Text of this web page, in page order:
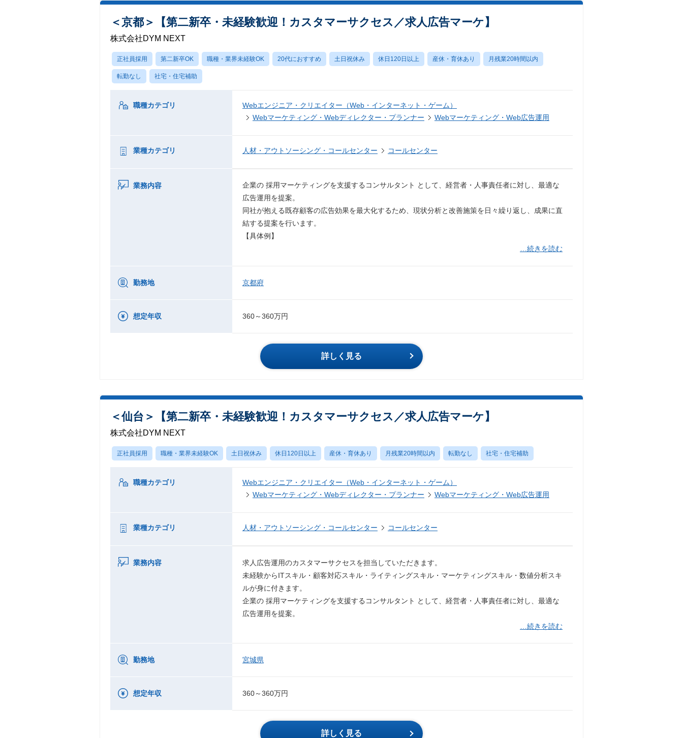
＜京都＞【第二新卒・未経験歓迎！カスタマーサクセス／求人広告マーケ】
株式会社DYM NEXT
正社員採用 第二新卒OK 職種・業界未経験OK 20代におすすめ 土日祝休み 休日120日以上 産休・育休あり 月残業20時間以内
転勤なし 社宅・住宅補助
職種カテゴリ
Webエンジニア・クリエイター（Web・インターネット・ゲーム）
Webマーケティング・Webディレクター・プランナー
Webマーケティング・Web広告運用
業種カテゴリ 人材・アウトソーシング・コールセンター コールセンター
業務内容
企業の 採用マーケティングを支援するコンサルタント として、経営者・人事責任者に対し、最適な
広告運用を提案。
同社が抱える既存顧客の広告効果を最大化するため、現状分析と改善施策を日々繰り返し、成果に直
結する提案を行います。
【具体例】
…続きを読む
勤務地 京都府
想定年収 360～360万円
詳しく見る
＜仙台＞【第二新卒・未経験歓迎！カスタマーサクセス／求人広告マーケ】
株式会社DYM NEXT
正社員採用 職種・業界未経験OK 土日祝休み 休日120日以上 産休・育休あり 月残業20時間以内 転勤なし 社宅・住宅補助
職種カテゴリ
Webエンジニア・クリエイター（Web・インターネット・ゲーム）
Webマーケティング・Webディレクター・プランナー
Webマーケティング・Web広告運用
業種カテゴリ 人材・アウトソーシング・コールセンター コールセンター
業務内容
求人広告運用のカスタマーサクセスを担当していただきます。
未経験からITスキル・顧客対応スキル・ライティングスキル・マーケティングスキル・数値分析スキ
ルが身に付きます。
企業の 採用マーケティングを支援するコンサルタント として、経営者・人事責任者に対し、最適な
広告運用を提案。
…続きを読む
勤務地 宮城県
想定年収 360～360万円
詳しく見る